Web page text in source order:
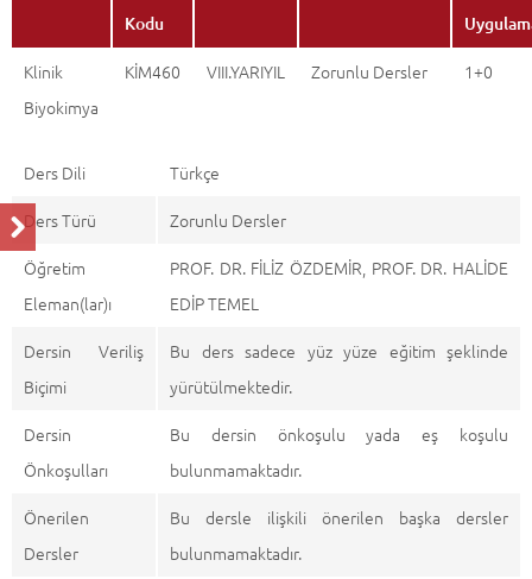
Kodu
Klinik
Biyokimya
KİM460 VIII.YARIYIL Zorunlu Dersler 1+0
Ders Dili
Türkçe
Ders Türü
Zorunlu Dersler
Öğretim
Eleman(lar)ı
PROF. DR. FİLİZ ÖZDEMİR, PROF. DR. HALİDE
EDİP TEMEL
Dersin Veriliş
Biçimi
Bu ders sadece yüz yüze eğitim şeklinde
yürütülmektedir.
Dersin
Önkoşulları
Bu dersin önkoşulu yada eş koşulu
bulunmamaktadır.
Önerilen
Dersler
Bu dersle ilişkili önerilen başka dersler
bulunmamaktadır.